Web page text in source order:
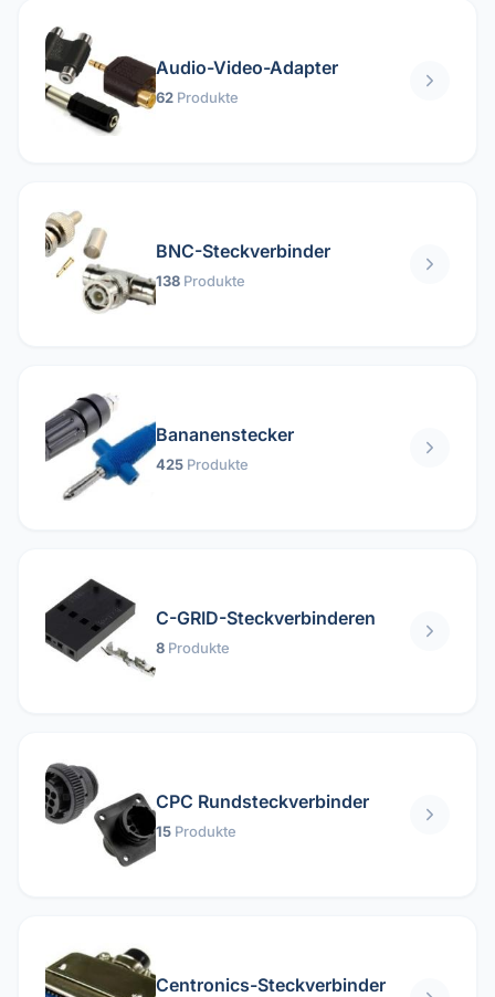
Audio-Video-Adapter
62 Produkte
BNC-Steckverbinder
138 Produkte
Bananenstecker
425 Produkte
C-GRID-Steckverbinderen
8 Produkte
CPC Rundsteckverbinder
15 Produkte
Centronics-Steckverbinder